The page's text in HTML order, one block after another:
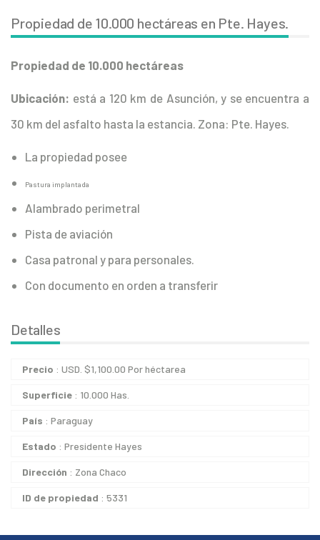
Propiedad de 10.000 hectáreas en Pte. Hayes.
Propiedad de 10.000 hectáreas
Ubicación: está a 120 km de Asunción, y se encuentra a
30 km del asfalto hasta la estancia. Zona: Pte. Hayes.
La propiedad posee
Pastura implantada
Alambrado perimetral
Pista de aviación
Casa patronal y para personales.
Con documento en orden a transferir
Detalles
Precio : USD. $1,100.00 Por héctarea
Superficie : 10.000 Has.
País : Paraguay
Estado : Presidente Hayes
Dirección : Zona Chaco
ID de propiedad : 5331